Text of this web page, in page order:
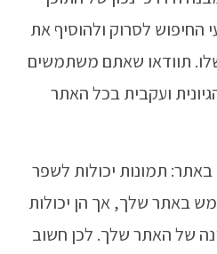
החיפוש לסרוק ולהוסיף את
תוודאו שאתם משתמשים
ועקבית בכל האתר
באתר: תמונות יכולות לשפר
באתר שלך, אך הן יכולות
של האתר שלך. לכן חשוב